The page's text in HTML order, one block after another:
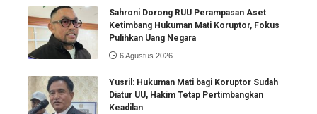
Sahroni Dorong RUU Perampasan Aset
Ketimbang Hukuman Mati Koruptor, Fokus
Pulihkan Uang Negara
6 Agustus 2026
Yusril: Hukuman Mati bagi Koruptor Sudah
Diatur UU, Hakim Tetap Pertimbangkan
Keadilan